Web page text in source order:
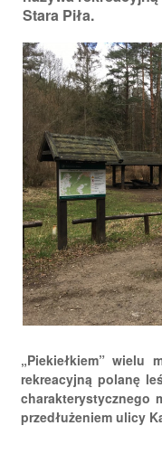
Stara Piła.
„Piekiełkiem” wielu
rekreacyjną polanę
charakterystycznego
przedłużeniem ulicy